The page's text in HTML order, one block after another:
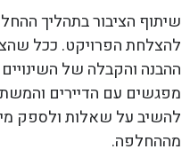
שיתוף הציבור בתהליך
להצלחת הפרויקט. ככל
ההבנה והקבלה של
מפגשים עם הדיירים
להשיב על שאלות ולספק
מההחלפה.